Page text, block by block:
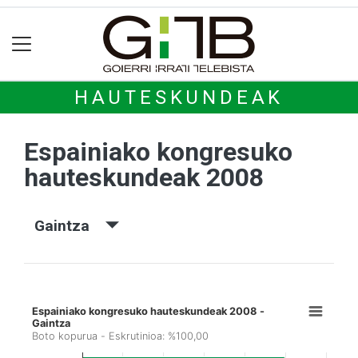
HAUTESKUNDEAK
Espainiako kongresuko
hauteskundeak 2008
Gaintza
Espainiako kongresuko hauteskundeak 2008 -
Gaintza
Boto kopurua - Eskrutinioa: %100,00